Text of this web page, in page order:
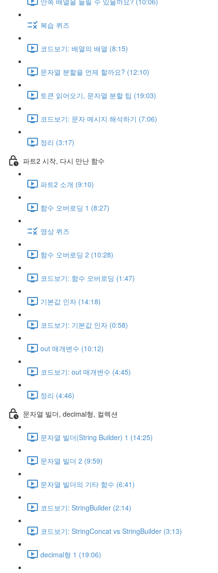
복습 퀴즈
코드보기: 배열의 배열 (8:15)
문자열 분할을 언제 할까요? (12:10)
토큰 읽어오기, 문자열 분할 팁 (19:03)
코드보기: 문자 메시지 해석하기 (7:06)
정리 (3:17)
파트2 시작, 다시 만난 함수
파트2 소개 (9:10)
함수 오버로딩 1 (8:27)
영상 퀴즈
함수 오버로딩 2 (10:28)
코드보기: 함수 오버로딩 (1:47)
기본값 인자 (14:18)
코드보기: 기본값 인자 (0:58)
out 매개변수 (10:12)
코드보기: out 매개변수 (4:45)
정리 (4:46)
문자열 빌더, decimal형, 컬렉션
문자열 빌더(String Builder) 1 (14:25)
문자열 빌더 2 (9:59)
문자열 빌더의 기타 함수 (6:41)
코드보기: StringBuilder (2:14)
코드보기: StringConcat vs StringBuilder (3:13)
decimal형 1 (19:06)